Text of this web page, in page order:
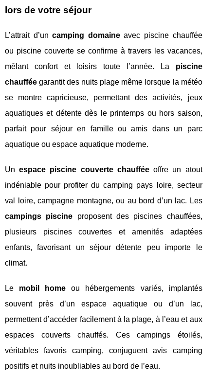
lors de votre séjour
L’attrait d’uncamping domaineavec piscine chauffée
ou piscine couverte se confirme à travers les vacances,
mêlant confort et loisirs toute l’année. La piscine
chauffée garantit des nuits plage même lorsque la météo
se montre capricieuse, permettant des activités, jeux
aquatiques et détente dès le printemps ou hors saison,
parfait pour séjour en famille ou amis dans un parc
aquatique ou espace aquatique moderne.
Unespace piscine couverte chaufféeoffre un atout
indéniable pour profiter du camping pays loire, secteur
val loire, campagne montagne, ou au bord d’un lac. Les
campings piscine proposent des piscines chauffées,
plusieurs piscines couvertes et amenités adaptées
enfants, favorisant un séjour détente peu importe le
climat.
Le mobil home ou hébergements variés, implantés
souvent près d’un espace aquatique ou d’un lac,
permettent d’accéder facilement à la plage, à l’eau et aux
espaces couverts chauffés. Ces campings étoilés,
véritables favoris camping, conjuguent avis camping
positifs et nuits inoubliables au bord de l’eau.